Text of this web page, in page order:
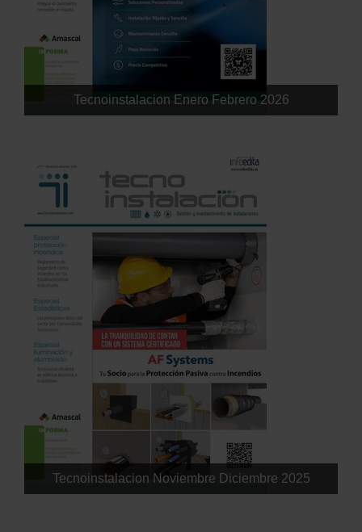
Tecnoinstalacion Enero Febrero 2026
Tecnoinstalacion Noviembre Diciembre 2025